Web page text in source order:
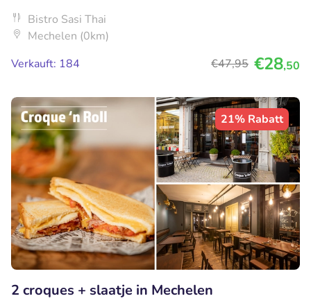
Bistro Sasi Thai
Mechelen (0km)
Verkauft: 184
€47,95 €28,50
21% Rabatt
2 croques + slaatje in Mechelen